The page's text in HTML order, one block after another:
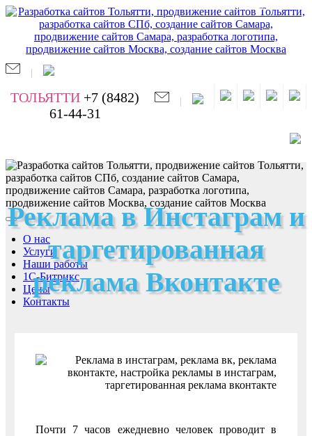
|
|
ТОЛЬЯТТИ +7 (8482)
61-44-31
О нас
Услуги
Наши работы
1С-Битрикс
Цены
Контакты
Обратный звонок
Реклама в Инстаграм и
таргетированная
реклама Вконтакте
Почти 7 часов ежедневно человек проводит в